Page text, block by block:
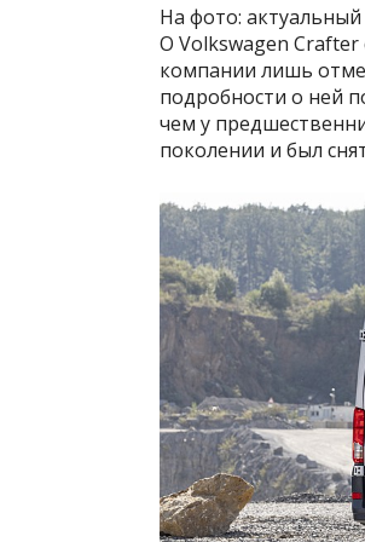
На фото:
О Volkswagen Crafter
компании лишь
подробности о ней
чем у
поколении и был